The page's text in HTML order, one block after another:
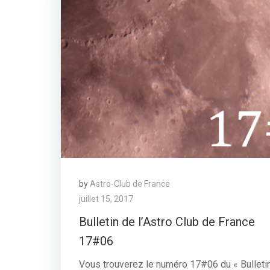
by Astro-Club de France
juillet 15, 2017
Bulletin de l’Astro Club de France
17#06
Vous trouverez le numéro 17#06 du «